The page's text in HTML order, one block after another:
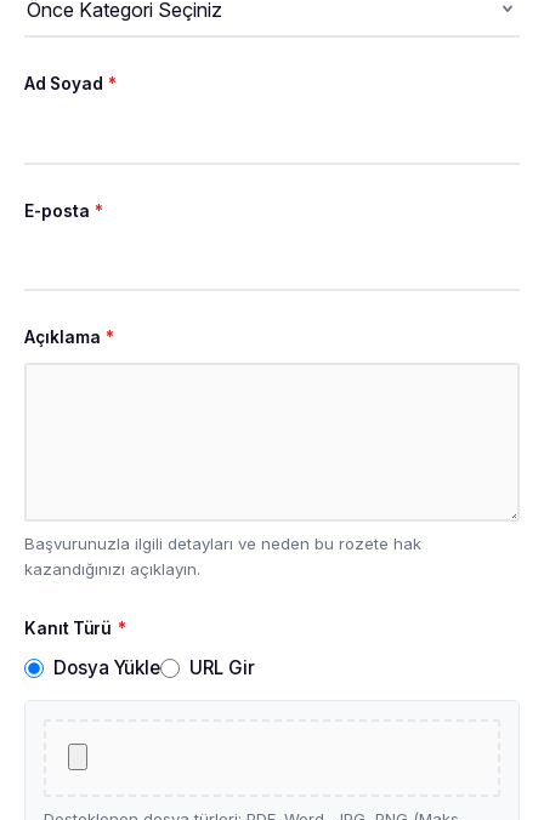
Ad Soyad *
E-posta *
Açıklama *
Başvurunuzla ilgili detayları ve neden bu rozete hak
kazandığınızı açıklayın.
Kanıt Türü *
Dosya Yükle URL Gir